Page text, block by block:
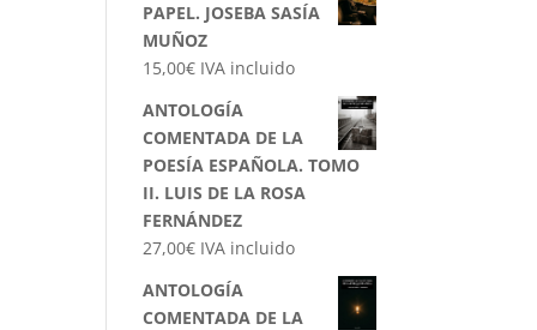
PAPEL. JOSEBA SASÍA
MUÑOZ
15,00€ IVA incluido
ANTOLOGÍA
COMENTADA DE LA
POESÍA ESPAÑOLA. TOMO
II. LUIS DE LA ROSA
FERNÁNDEZ
27,00€ IVA incluido
ANTOLOGÍA
COMENTADA DE LA